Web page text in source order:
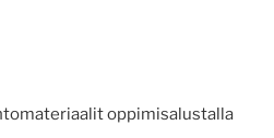
oppimisalustalla